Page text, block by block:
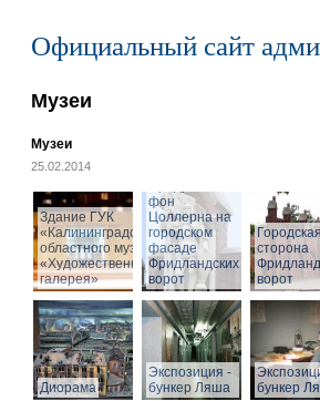
Официальный сайт
Музеи
Музеи
25.02.2014
Здание ГУК
«Калининградского
областного музея
«Художественная
галерея»
фон
Цоллерна на
городском
фасаде
Фридландских
ворот
сторона
ворот
Диорама
Экспозиция -
бункер Ляша
бункер